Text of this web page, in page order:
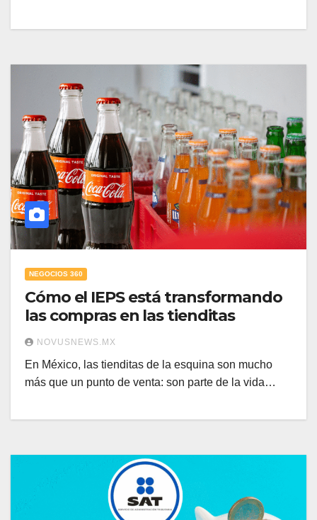
NEGOCIOS 360
Cómo el IEPS está transformando
las compras en las tienditas
NOVUSNEWS.MX
En México, las tienditas de la esquina son mucho
más que un punto de venta: son parte de la vida…